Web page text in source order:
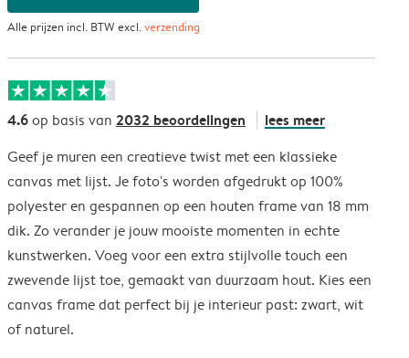
Alle prijzen incl. BTW excl.verzending
4.6op basis van 2032 beoordelingen lees meer
Geef je muren een creatieve twist met een klassieke
canvas met lijst. Je foto's worden afgedrukt op 100%
polyester en gespannen op een houten frame van 18 mm
dik. Zo verander je jouw mooiste momenten in echte
kunstwerken. Voeg voor een extra stijlvolle touch een
zwevende lijst toe, gemaakt van duurzaam hout. Kies een
canvas frame dat perfect bij je interieur past: zwart, wit
of naturel.